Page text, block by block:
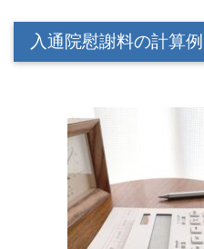
入通院慰謝料の計算例